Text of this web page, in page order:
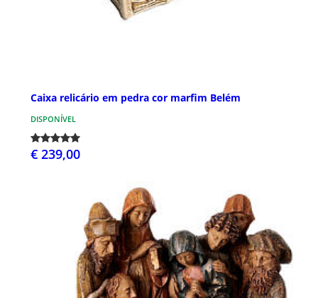
Caixa relicário em pedra cor marfim Belém
DISPONÍVEL
€ 239,00